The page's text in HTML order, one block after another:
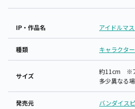
IP・作品名 アイドルマ
種類 キャラクタ
サイズ
約11cm ※
多少異なる
発売元 バンダイス